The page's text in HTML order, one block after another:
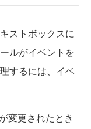
ストボックスに
ルがイベントを
するには、イベ
変更されたとき